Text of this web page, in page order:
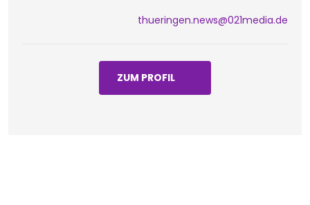
thueringen.news@021media.de
ZUM PROFIL